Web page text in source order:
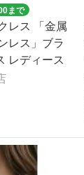
まで
レス 「金属
レス」ブラ
レディース